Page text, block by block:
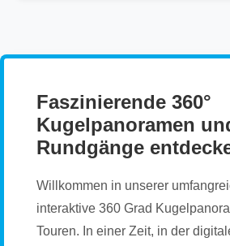
Faszinierende 360°
Kugelpanoramen
Rundgänge
Willkommen in unserer
interaktive 360 Grad
Touren. In einer Zeit, in der